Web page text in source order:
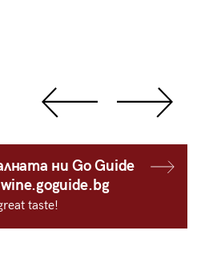
ни Go Guide
taste!